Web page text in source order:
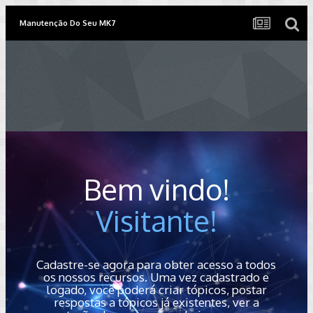
Manutenção Do Seu MK7
Bem vindo!
Visitante!
Cadastre-se agora para obter acesso a todos
os nossos recursos. Uma vez cadastrado e
logado, você poderá criar tópicos, postar
respostas a tópicos já existentes, ver a